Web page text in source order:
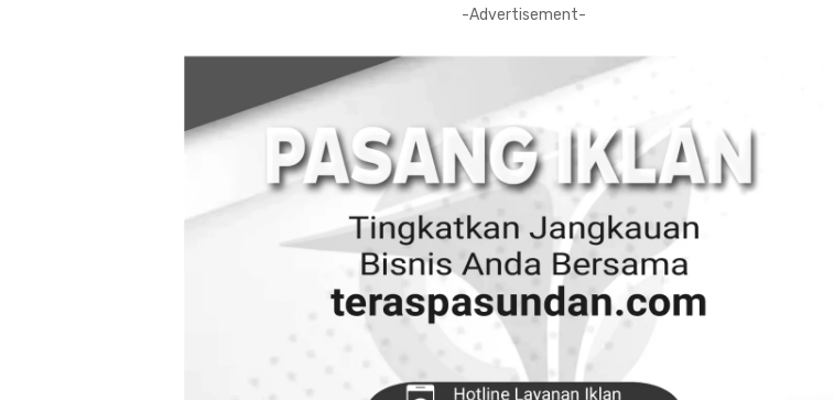
-Advertisement-